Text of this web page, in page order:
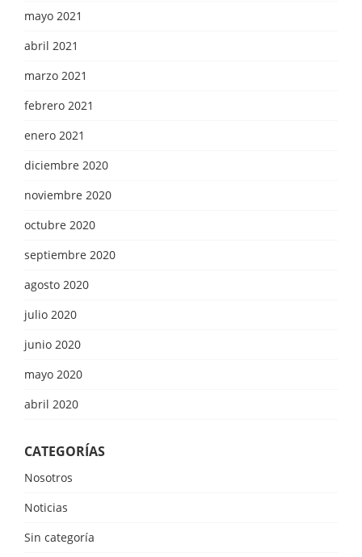
mayo 2021
abril 2021
marzo 2021
febrero 2021
enero 2021
diciembre 2020
noviembre 2020
octubre 2020
septiembre 2020
agosto 2020
julio 2020
junio 2020
mayo 2020
abril 2020
CATEGORÍAS
Nosotros
Noticias
Sin categoría